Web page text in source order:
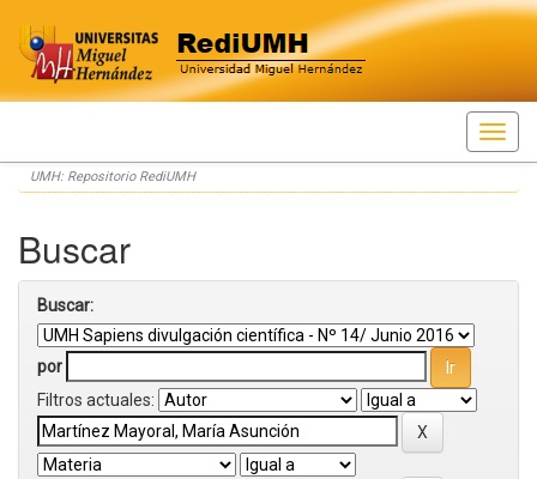
Skip
navigation
UMH: Repositorio RediUMH
Buscar
Buscar:
por
Filtros actuales: